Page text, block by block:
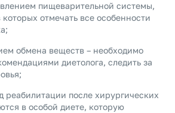
пищеварительной системы,
отмечать все особенности
обмена веществ – необходимо
диетолога, следить за
реабилитации после хирургических
в особой диете, которую